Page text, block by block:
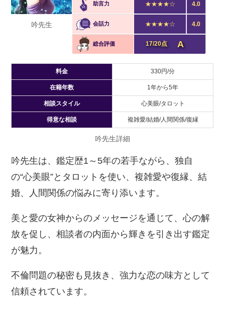
吟先生
助言力 ★★★★☆ 4.0
会話力 ★★★★☆ 4.0
総合評価 17/20点 A
料金 330円/分
在籍年数 1年から5年
相談スタイル 心美眼/タロット
得意な相談 複雑愛/結婚/人間関係/復縁
吟先生詳細
吟先生は、鑑定歴1～5年の若手ながら、独自
の“心美眼”とタロットを使い、複雑愛や復縁、結
婚、人間関係の悩みに寄り添います。
美と愛の女神からのメッセージを通じて、心の解
放を促し、相談者の内面から輝きを引き出す鑑定
が魅力。
不倫問題の秘密も見抜き、強力な恋の味方として
信頼されています。